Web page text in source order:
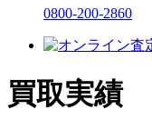
0800-200-2860
買取実績